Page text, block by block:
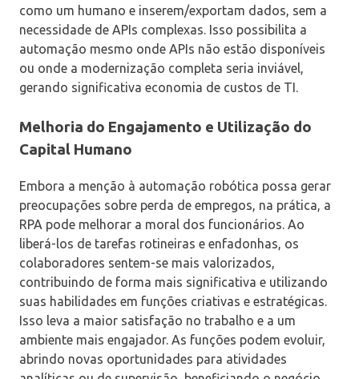
como um humano e inserem/exportam dados, sem a
necessidade de APIs complexas. Isso possibilita a
automação mesmo onde APIs não estão disponíveis
ou onde a modernização completa seria inviável,
gerando significativa economia de custos de TI.
Melhoria do Engajamento e Utilização do
Capital Humano
Embora a menção à automação robótica possa gerar
preocupações sobre perda de empregos, na prática, a
RPA pode melhorar a moral dos funcionários. Ao
liberá-los de tarefas rotineiras e enfadonhas, os
colaboradores sentem-se mais valorizados,
contribuindo de forma mais significativa e utilizando
suas habilidades em funções criativas e estratégicas.
Isso leva a maior satisfação no trabalho e a um
ambiente mais engajador. As funções podem evoluir,
abrindo novas oportunidades para atividades